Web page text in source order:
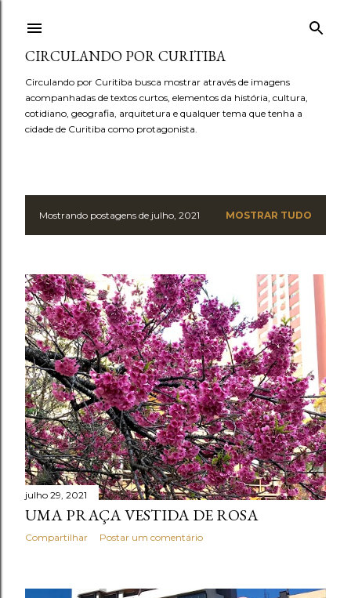
CIRCULANDO POR CURITIBA
Circulando por Curitiba busca mostrar através de imagens
acompanhadas de textos curtos, elementos da história, cultura,
cotidiano, geografia, arquitetura e qualquer tema que tenha a
cidade de Curitiba como protagonista.
P
s
t
a
g
e
n
s
Mostrando postagens de julho, 2021 MOSTRAR TUDO
julho 29, 2021
UMA PRAÇA VESTIDA DE ROSA
Compartilhar Postar um comentário